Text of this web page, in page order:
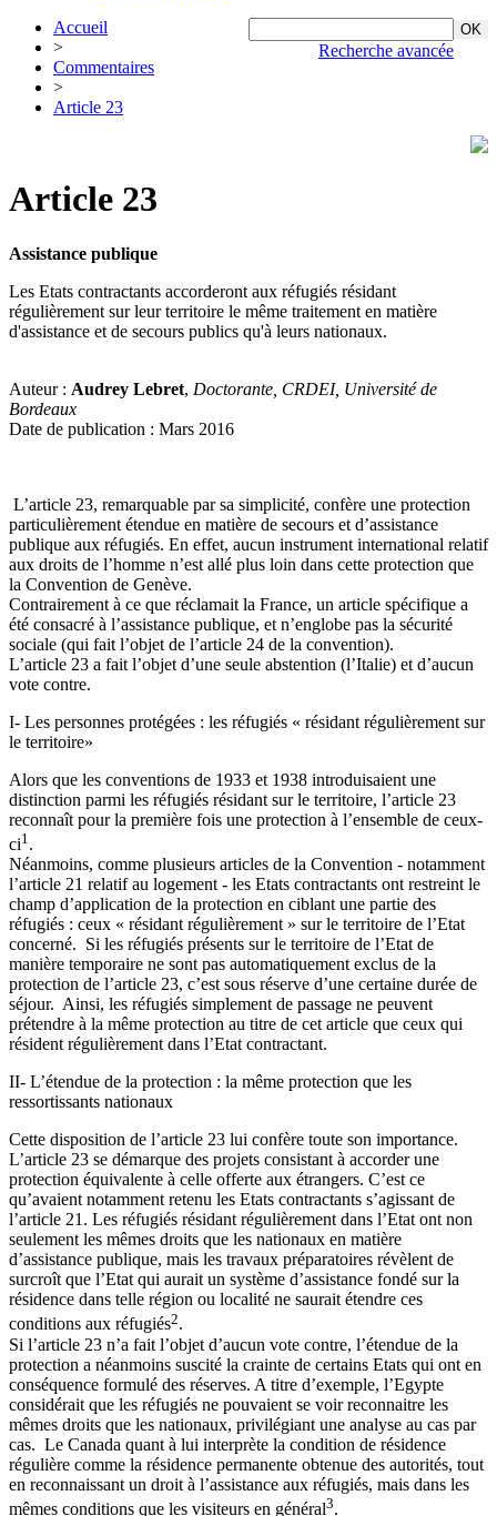
Recherche avancée
Accueil
>
Commentaires
>
Article 23
Article 23
Assistance publique
Les Etats contractants accorderont aux réfugiés résidant
régulièrement sur leur territoire le même traitement en matière
d'assistance et de secours publics qu'à leurs nationaux.
Auteur : Audrey Lebret, Doctorante, CRDEI, Université de
Bordeaux
Date de publication : Mars 2016
L’article 23, remarquable par sa simplicité, confère une protection
particulièrement étendue en matière de secours et d’assistance
publique aux réfugiés. En effet, aucun instrument international relatif
aux droits de l’homme n’est allé plus loin dans cette protection que
la Convention de Genève.
Contrairement à ce que réclamait la France, un article spécifique a
été consacré à l’assistance publique, et n’englobe pas la sécurité
sociale (qui fait l’objet de l’article 24 de la convention).
L’article 23 a fait l’objet d’une seule abstention (l’Italie) et d’aucun
vote contre.
I- Les personnes protégées : les réfugiés « résidant régulièrement sur
le territoire»
Alors que les conventions de 1933 et 1938 introduisaient une
distinction parmi les réfugiés résidant sur le territoire, l’article 23
reconnaît pour la première fois une protection à l’ensemble de ceux-
ci1 .
Néanmoins, comme plusieurs articles de la Convention - notamment
l’article 21 relatif au logement - les Etats contractants ont restreint le
champ d’application de la protection en ciblant une partie des
réfugiés : ceux « résidant régulièrement » sur le territoire de l’Etat
concerné. Si les réfugiés présents sur le territoire de l’Etat de
manière temporaire ne sont pas automatiquement exclus de la
protection de l’article 23, c’est sous réserve d’une certaine durée de
séjour. Ainsi, les réfugiés simplement de passage ne peuvent
prétendre à la même protection au titre de cet article que ceux qui
résident régulièrement dans l’Etat contractant.
II- L’étendue de la protection : la même protection que les
ressortissants nationaux
Cette disposition de l’article 23 lui confère toute son importance.
L’article 23 se démarque des projets consistant à accorder une
protection équivalente à celle offerte aux étrangers. C’est ce
qu’avaient notamment retenu les Etats contractants s’agissant de
l’article 21. Les réfugiés résidant régulièrement dans l’Etat ont non
seulement les mêmes droits que les nationaux en matière
d’assistance publique, mais les travaux préparatoires révèlent de
surcroît que l’Etat qui aurait un système d’assistance fondé sur la
résidence dans telle région ou localité ne saurait étendre ces
conditions aux réfugiés2.
Si l’article 23 n’a fait l’objet d’aucun vote contre, l’étendue de la
protection a néanmoins suscité la crainte de certains Etats qui ont en
conséquence formulé des réserves. A titre d’exemple, l’Egypte
considérait que les réfugiés ne pouvaient se voir reconnaitre les
mêmes droits que les nationaux, privilégiant une analyse au cas par
cas. Le Canada quant à lui interprète la condition de résidence
régulière comme la résidence permanente obtenue des autorités, tout
en reconnaissant un droit à l’assistance aux réfugiés, mais dans les
mêmes conditions que les visiteurs en général3.